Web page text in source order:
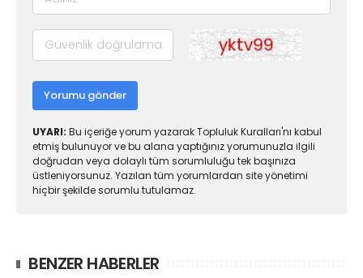
Yorumu gönder
UYARI: Bu içeriğe yorum yazarak Topluluk Kuralları'nı kabul
etmiş bulunuyor ve bu alana yaptığınız yorumunuzla ilgili
doğrudan veya dolaylı tüm sorumluluğu tek başınıza
üstleniyorsunuz. Yazılan tüm yorumlardan site yönetimi
hiçbir şekilde sorumlu tutulamaz.
BENZER HABERLER